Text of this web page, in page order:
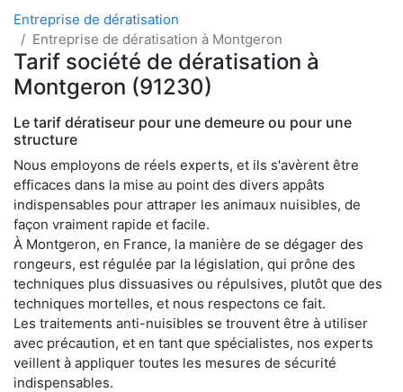
Entreprise de dératisation
Entreprise de dératisation à Montgeron
Tarif société de dératisation à
Montgeron (91230)
Le tarif dératiseur pour une demeure ou pour une
structure
Nous employons de réels experts, et ils s'avèrent être
efficaces dans la mise au point des divers appâts
indispensables pour attraper les animaux nuisibles, de
façon vraiment rapide et facile.
À Montgeron, en France, la manière de se dégager des
rongeurs, est régulée par la législation, qui prône des
techniques plus dissuasives ou répulsives, plutôt que des
techniques mortelles, et nous respectons ce fait.
Les traitements anti-nuisibles se trouvent être à utiliser
avec précaution, et en tant que spécialistes, nos experts
veillent à appliquer toutes les mesures de sécurité
indispensables.